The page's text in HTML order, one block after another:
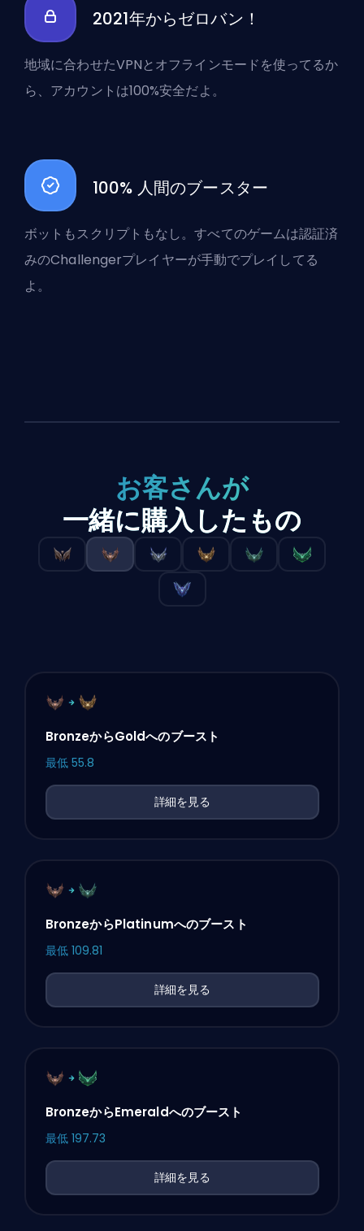
2021年からゼロバン！
地域に合わせたVPNとオフラインモードを使ってるか
ら、アカウントは100%安全だよ。
100% 人間のブースター
ボットもスクリプトもなし。すべてのゲームは認証済
みのChallengerプレイヤーが手動でプレイしてる
よ。
お客さんが
一緒に購入したもの
BronzeからGoldへのブースト
最低 55.8
詳細を見る
BronzeからPlatinumへのブースト
最低 109.81
詳細を見る
BronzeからEmeraldへのブースト
最低 197.73
詳細を見る